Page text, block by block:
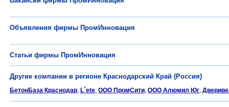
Объявления фирмы ПромИнновация
Статьи фирмы ПромИнновация
Другие компании в регионе Краснодарский Край (Россия)
БетонБаза Краснодар, L`ete, ООО ПромСити, ООО Алюмил Юг,